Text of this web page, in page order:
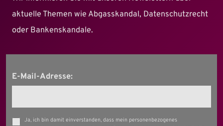
aktuelle Themen wie Abgasskandal, Datenschutzrecht
oder Bankenskandale.
E-Mail-Adresse:
Ja, ich bin damit einverstanden, dass mein personenbezogenes